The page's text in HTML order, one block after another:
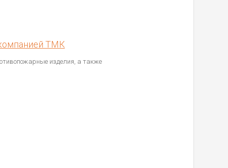
ТМК
изделия, а также